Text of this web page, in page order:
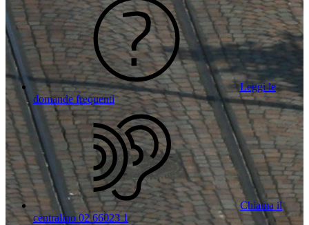
Leggi le
domande frequenti
Chiama il
centralino 02 66023 1